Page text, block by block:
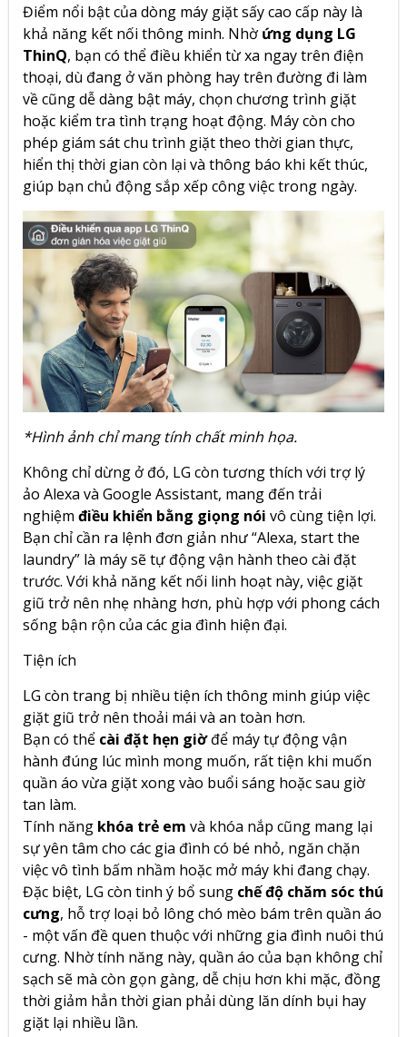
Điểm nổi bật của dòng máy giặt sấy cao cấp này là
khả năng kết nối thông minh. Nhờ ứng dụng LG
ThinQ, bạn có thể điều khiển từ xa ngay trên điện
thoại, dù đang ở văn phòng hay trên đường đi làm
về cũng dễ dàng bật máy, chọn chương trình giặt
hoặc kiểm tra tình trạng hoạt động. Máy còn cho
phép giám sát chu trình giặt theo thời gian thực,
hiển thị thời gian còn lại và thông báo khi kết thúc,
giúp bạn chủ động sắp xếp công việc trong ngày.
*Hình ảnh chỉ mang tính chất minh họa.
Không chỉ dừng ở đó, LG còn tương thích với trợ lý
ảo Alexa và Google Assistant, mang đến trải
nghiệm điều khiển bằng giọng nói vô cùng tiện lợi.
Bạn chỉ cần ra lệnh đơn giản như “Alexa, start the
laundry” là máy sẽ tự động vận hành theo cài đặt
trước. Với khả năng kết nối linh hoạt này, việc giặt
giũ trở nên nhẹ nhàng hơn, phù hợp với phong cách
sống bận rộn của các gia đình hiện đại.
Tiện ích
LG còn trang bị nhiều tiện ích thông minh giúp việc
giặt giũ trở nên thoải mái và an toàn hơn.
Bạn có thể cài đặt hẹn giờđể máy tự động vận
hành đúng lúc mình mong muốn, rất tiện khi muốn
quần áo vừa giặt xong vào buổi sáng hoặc sau giờ
tan làm.
Tính năng khóa trẻ em và khóa nắp cũng mang lại
sự yên tâm cho các gia đình có bé nhỏ, ngăn chặn
việc vô tình bấm nhầm hoặc mở máy khi đang chạy.
Đặc biệt, LG còn tinh ý bổ sung chế độ chăm sóc thú
cưng, hỗ trợ loại bỏ lông chó mèo bám trên quần áo
- một vấn đề quen thuộc với những gia đình nuôi thú
cưng. Nhờ tính năng này, quần áo của bạn không chỉ
sạch sẽ mà còn gọn gàng, dễ chịu hơn khi mặc, đồng
thời giảm hẳn thời gian phải dùng lăn dính bụi hay
giặt lại nhiều lần.